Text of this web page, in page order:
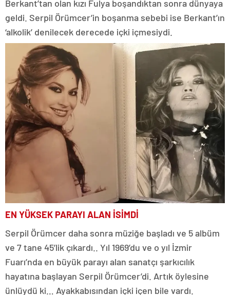
Berkant’tan olan kızı Fulya boşandıktan sonra dünyaya
geldi. Serpil Örümcer’in boşanma sebebi ise Berkant’ın
‘alkolik’ denilecek derecede içki içmesiydi.
EN YÜKSEK PARAYI ALAN İSİMDİ
Serpil Örümcer daha sonra müziğe başladı ve 5 albüm
ve 7 tane 45’lik çıkardı.. Yıl 1969’du ve o yıl İzmir
Fuarı’nda en büyük parayı alan sanatçı şarkıcılık
hayatına başlayan Serpil Örümcer’di. Artık öylesine
ünlüydü ki… Ayakkabısından içki içen bile vardı.